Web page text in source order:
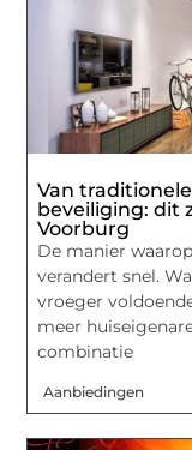
Van
beveiliging: dit
Voorburg
De manier
verandert snel.
vroeger
meer
combinatie
Aanbiedingen